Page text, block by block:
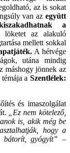
az is sokat
van azegyütt
a
az alakuló
mellett sokkal
A hétvége
utána mindig
máshogy jönnek az
a Szentlélek:
és imaszolgálat
„Ez nem kötelező,
is, akik még be
hogy a
bátorít, gyógyít” –